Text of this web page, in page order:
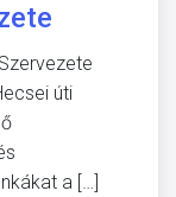
úti
a […]